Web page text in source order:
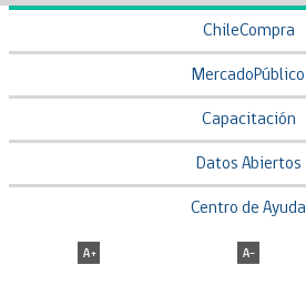
ChileCompra
MercadoPúblico
Capacitación
Datos Abiertos
Centro de Ayuda